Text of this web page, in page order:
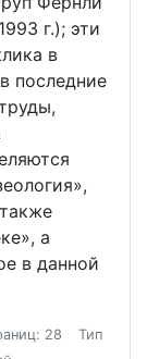
г.); эти
в
последние
а
в данной
28
Тип